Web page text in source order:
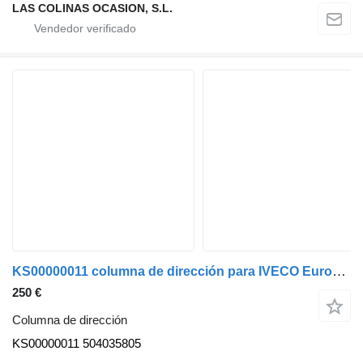
LAS COLINAS OCASION, S.L.
KS00000011 columna de dirección para IVECO EuroCargo tector camión
250 €
Columna de dirección
KS00000011 504035805